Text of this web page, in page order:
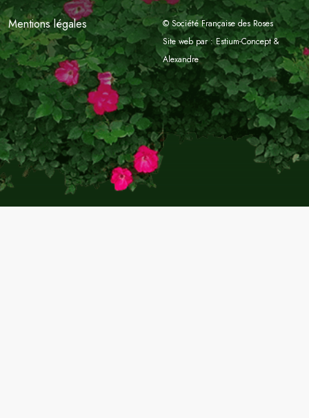
Mentions légales
© Société Française des Roses
Site web par :Estium-Concept&
Alexandre